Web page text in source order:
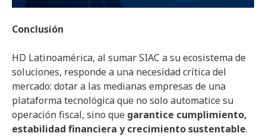
Conclusión
HD Latinoamérica, al sumar SIAC a su ecosistema de
soluciones, responde a una necesidad crítica del
mercado: dotar a las medianas empresas de una
plataforma tecnológica que no solo automatice su
operación fiscal, sino que garantice cumplimiento,
estabilidad financiera y crecimiento sustentable.